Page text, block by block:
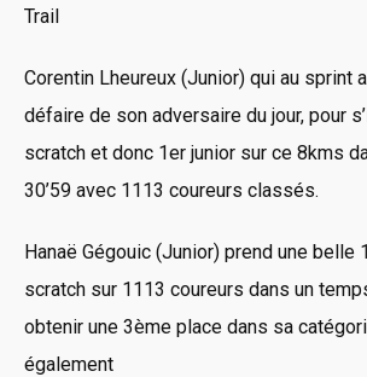
Trail
Corentin Lheureux (Junior) qui au sprint
défaire de son adversaire du jour, pour
scratch et donc 1er junior sur ce 8kms
30’59 avec 1113 coureurs classés.
Hanaë Gégouic (Junior) prend une belle
scratch sur 1113 coureurs dans un
obtenir une 3ème place dans sa
également